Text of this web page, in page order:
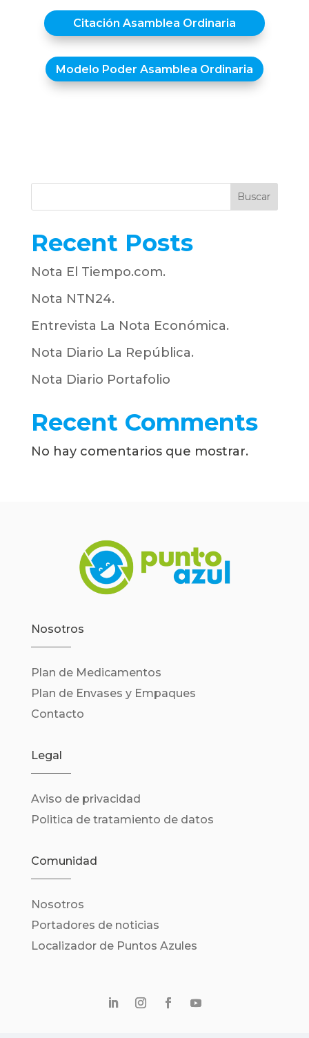
Citación Asamblea Ordinaria
Modelo Poder Asamblea Ordinaria
Buscar
Recent Posts
Nota El Tiempo.com.
Nota NTN24.
Entrevista La Nota Económica.
Nota Diario La República.
Nota Diario Portafolio
Recent Comments
No hay comentarios que mostrar.
Nosotros
Plan de Medicamentos
Plan de Envases y Empaques
Contacto
Legal
Aviso de privacidad
Politica de tratamiento de datos
Comunidad
Nosotros
Portadores de noticias
Localizador de Puntos Azules